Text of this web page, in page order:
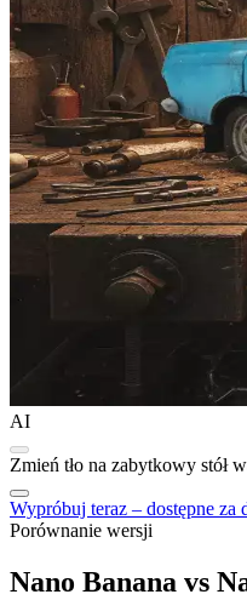
AI
Zmień tło na zabytkowy stół
Wypróbuj teraz – dostępne za
Porównanie wersji
Nano Banana vs